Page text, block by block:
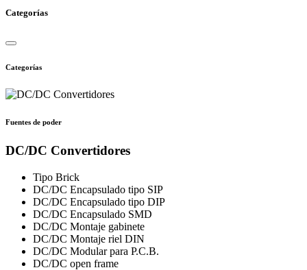
Categorías
Categorías
Fuentes de poder
DC/DC Convertidores
Tipo Brick
DC/DC Encapsulado tipo SIP
DC/DC Encapsulado tipo DIP
DC/DC Encapsulado SMD
DC/DC Montaje gabinete
DC/DC Montaje riel DIN
DC/DC Modular para P.C.B.
DC/DC open frame